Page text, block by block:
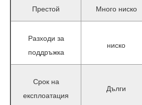
Престой Много ниско
Разходи за
поддръжка
ниско
Срок на
експлоатация
Дълги